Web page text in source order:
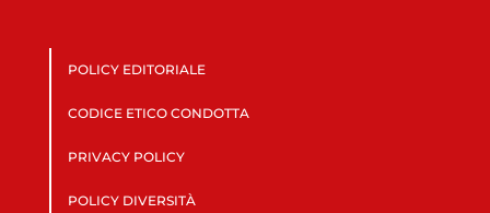
POLICY EDITORIALE
CODICE ETICO CONDOTTA
PRIVACY POLICY
POLICY DIVERSITÀ